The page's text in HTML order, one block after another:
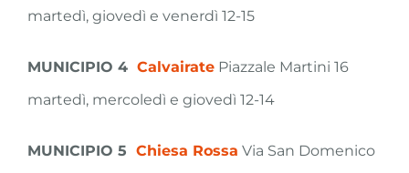
martedì, giovedì e venerdì 12-15
MUNICIPIO 4 Calvairate Piazzale Martini 16
martedì, mercoledì e giovedì 12-14
MUNICIPIO 5 Chiesa Rossa Via San Domenico